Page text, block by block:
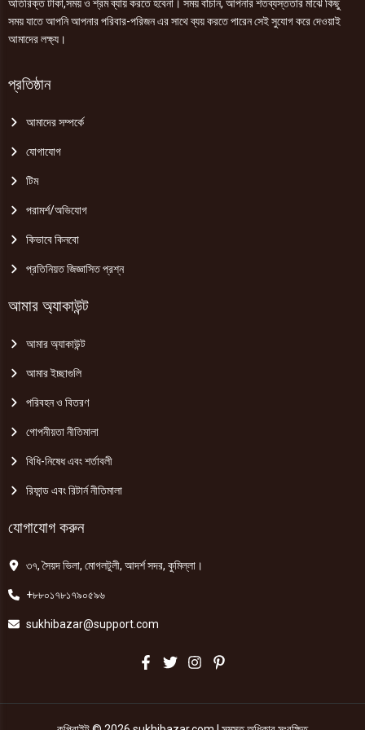
অতিরিক্ত টাকা,সময় ও শ্রম ব্যায় করতে হবেনা। সময় বাঁচান, আপনার শতব্যস্ততার মাঝে কিছু
সময় যাতে আপনি আপনার পরিবার-পরিজন এর সাথে ব্যয় করতে পারেন সেই সুযোগ করে দেওয়াই
আমাদের লক্ষ্য।
প্রতিষ্ঠান
আমাদের সম্পর্কে
যোগাযোগ
টিম
পরামর্শ/অভিযোগ
কিভাবে কিনবো
প্রতিনিয়ত জিজ্ঞাসিত প্রশ্ন
আমার অ্যাকাউন্ট
আমার অ্যাকাউন্ট
আমার ইচ্ছাগুলি
পরিবহন ও বিতরণ
গোপনীয়তা নীতিমালা
বিধি-নিষেধ এবং শর্তাবলী
রিফান্ড এবং রিটার্ন নীতিমালা
যোগাযোগ করুন
৩৭, সৈয়দ ভিলা, মোগলটুলী, আদর্শ সদর, কুমিল্লা।
+৮৮০১৭৮১৭৯০৫৯৬
sukhibazar@support.com